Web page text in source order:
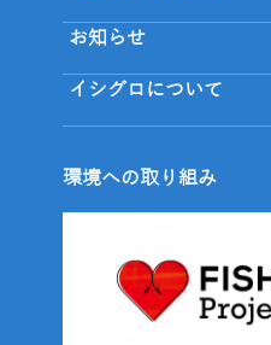
お知らせ
イシグロについて
環境への取り組み